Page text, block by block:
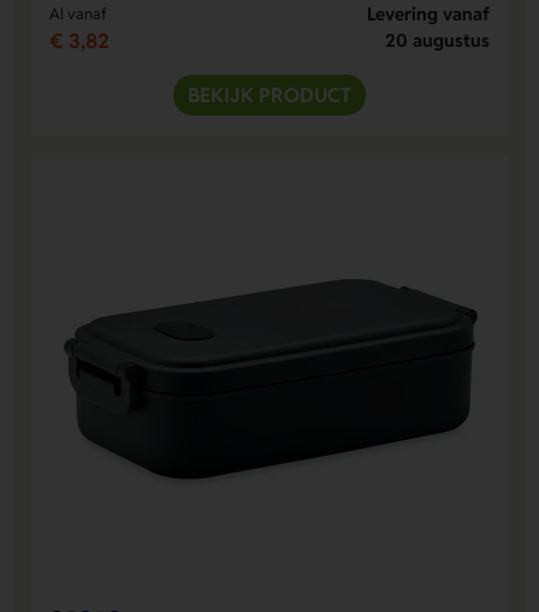
Al vanaf
€ 3,82
Levering vanaf
20 augustus
BEKIJK PRODUCT